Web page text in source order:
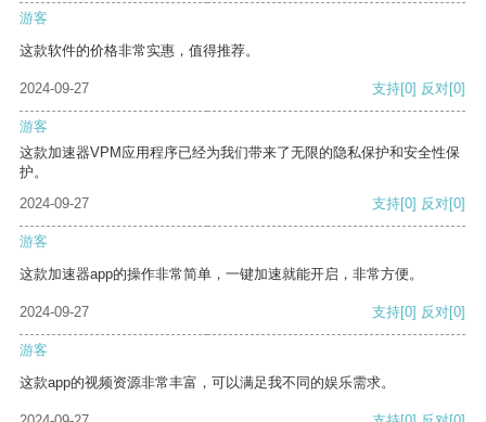
游客
这款软件的价格非常实惠，值得推荐。
2024-09-27 支持[0] 反对[0]
游客
这款加速器VPM应用程序已经为我们带来了无限的隐私保护和安全性保
护。
2024-09-27
支持[0] 反对[0]
游客
这款加速器app的操作非常简单，一键加速就能开启，非常方便。
2024-09-27 支持[0] 反对[0]
游客
这款app的视频资源非常丰富，可以满足我不同的娱乐需求。